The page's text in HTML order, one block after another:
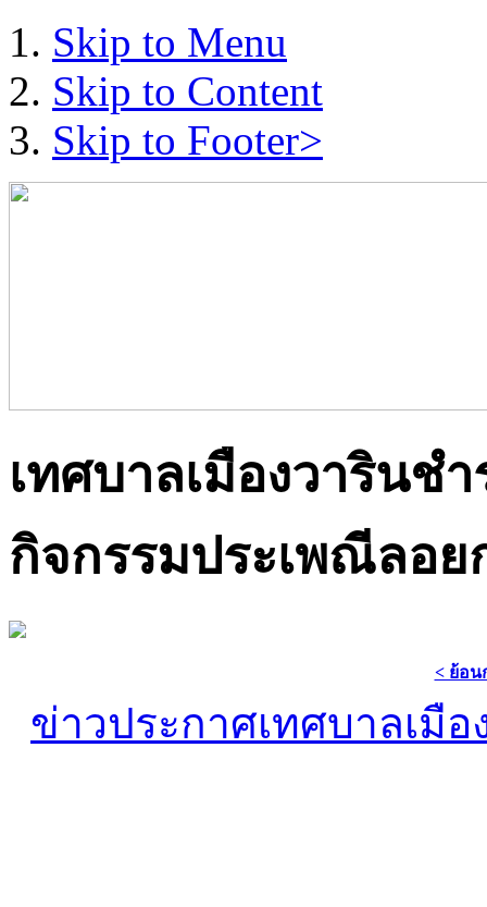
Skip to Menu
Skip to Content
Skip to Footer>
เทศบาลเมืองวารินช
กิจกรรมประเพณีลอย
< ย้อน
ข่าวประกาศเทศบาลเมื